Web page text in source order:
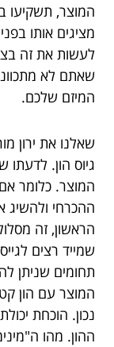
המוצר,
מציגים אותו
לעשות את זה
שאתם לא
המיזם שלכם.
שאלנו את ירון
גיוס הון. לדעתו
המוצר. כלומר
ההכרחי ולהשיג
הראשון, זה
שמייד רצים
תחומים שניתן
המוצר עם הון
נכון. הוכחת
ההון. מהו